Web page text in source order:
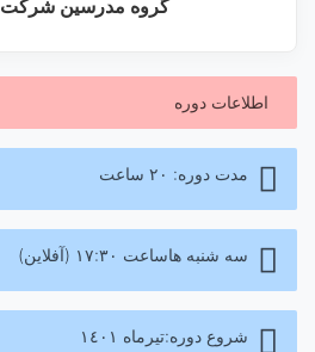
گروه مدرسین شرکت cft ایران
اطلاعات دوره
مدت دوره: ۲۰ ساعت
سه شنبه هاساعت ۱۷:۳۰ (آفلاین)
شروع دوره:تیرماه ١٤٠۱